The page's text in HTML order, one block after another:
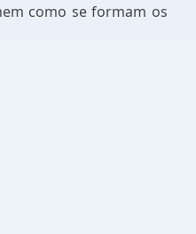
como se formam os